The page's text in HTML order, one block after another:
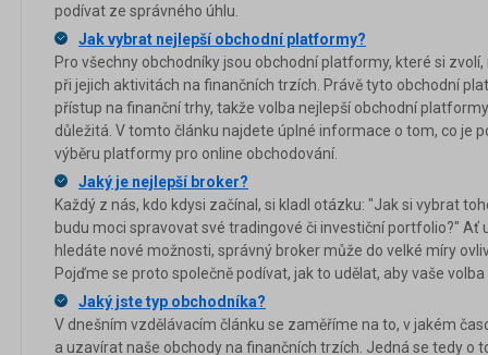
podívat ze správného úhlu.
Jak vybrat nejlepší obchodní platformy?
Pro všechny obchodníky jsou obchodní platformy, které si
při jejich aktivitách na finančních trzích. Právě tyto obchodní
přístup na finanční trhy, takže volba nejlepší obchodní
důležitá. V tomto článku najdete úplné informace o tom, co je
výběru platformy pro online obchodování.
Jaký je nejlepší broker?
Každý z nás, kdo kdysi začínal, si kladl otázku: "Jak si vybrat
budu moci spravovat své tradingové či investiční portfolio?" Ať
hledáte nové možnosti, správný broker může do velké míry
Pojďme se proto společně podívat, jak to udělat, aby vaše
Jaký jste typ obchodníka?
V dnešním vzdělávacím článku se zaměříme na to, v jakém
a uzavírat naše obchody na finančních trzích. Jedná se tedy o